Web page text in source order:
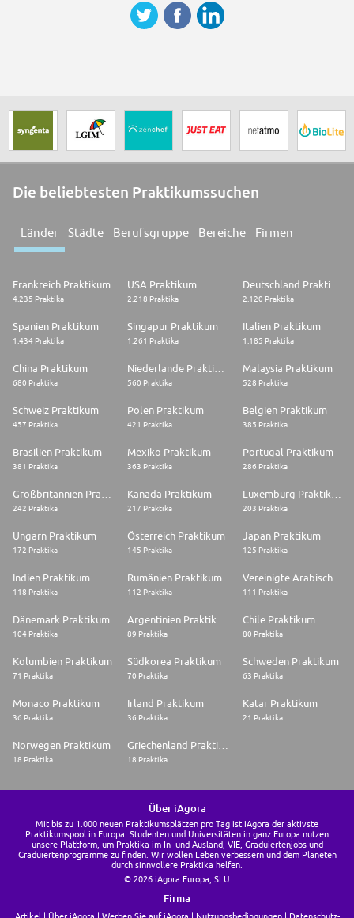
Die beliebtesten Praktikumssuchen
Länder Städte Berufsgruppe Bereiche Firmen
Frankreich Praktikum
4.235 Praktika
USA Praktikum
2.218 Praktika
Deutschland Praktikum
2.120 Praktika
Spanien Praktikum
1.434 Praktika
Singapur Praktikum
1.261 Praktika
Italien Praktikum
1.185 Praktika
China Praktikum
680 Praktika 560 Praktika
Malaysia Praktikum
528 Praktika
Schweiz Praktikum
457 Praktika
Polen Praktikum
421 Praktika
Belgien Praktikum
385 Praktika
Brasilien Praktikum
381 Praktika
Mexiko Praktikum
363 Praktika
Portugal Praktikum
286 Praktika
242 Praktika
Kanada Praktikum
217 Praktika 203 Praktika
Ungarn Praktikum
172 Praktika
Österreich Praktikum
145 Praktika
Japan Praktikum
125 Praktika
Indien Praktikum
118 Praktika
Rumänien Praktikum
112 Praktika
Vereinigte Arabische Emirate Praktikum
111 Praktika
Dänemark Praktikum
104 Praktika 89 Praktika
Chile Praktikum
80 Praktika
Kolumbien Praktikum
71 Praktika
Südkorea Praktikum
70 Praktika
Schweden Praktikum
63 Praktika
Monaco Praktikum
36 Praktika
Irland Praktikum
36 Praktika
Katar Praktikum
21 Praktika
Norwegen Praktikum
18 Praktika 18 Praktika
Über iAgora
Mit bis zu 1.000 neuen Praktikumsplätzen pro Tag ist iAgora der aktivste
Praktikumspool in Europa. Studenten und Universitäten in ganz Europa nutzen
unsere Plattform, um Praktika im In- und Ausland, VIE, Graduiertenjobs und
Graduiertenprogramme zu finden. Wir wollen Leben verbessern und dem Planeten
durch sinnvollere Praktika helfen.
© 2026 iAgora Europa, SLU
Firma